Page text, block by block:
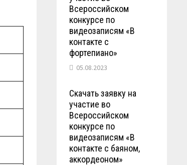
Всероссийском
конкурсе по
видеозаписям «В
контакте с
фортепиано»
05.08.2023
Скачать заявку на
участие во
Всероссийском
конкурсе по
видеозаписям «В
контакте с баяном,
аккордеоном»